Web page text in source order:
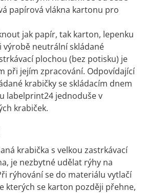
papírová vlákna kartonu pro
jak papír, tak karton, lepenku
výrobě neutrální skládané
plochou (bez potisku) je
při jejím zpracování. Odpovídající
krabičky se skládacím dnem
labelprint24 jednoduše v
krabiček.
krabička s velkou zastrkávací
je nezbytné udělat rýhy na
rýhování se do materiálu vytlačí
kterých se karton později přehne,